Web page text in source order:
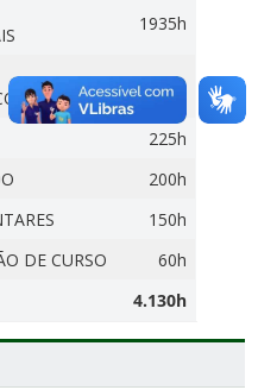
1935h
735h
225h
200h
150h
DE CURSO
60h
4.130h